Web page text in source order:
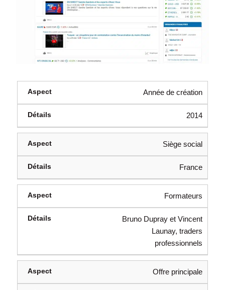
Année de création
2014
Siège social
France
Formateurs
Bruno Dupray et Vincent
Launay, traders
professionnels
Offre principale